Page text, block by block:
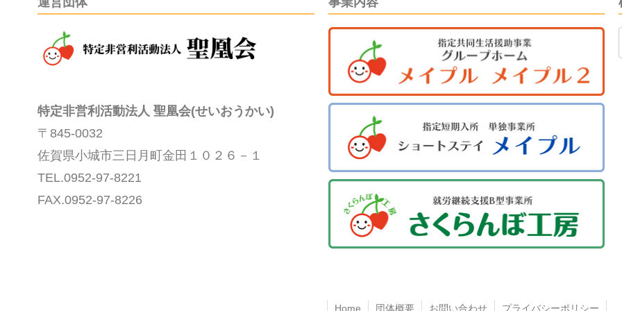
特定非営利活動法人 聖凰会(せいおうかい)
〒845-0032
佐賀県小城市三日月町金田１０２６－１
TEL.0952-97-8221
FAX.0952-97-8226
Home 団体概要 お問い合わせ プライバシーポリシー